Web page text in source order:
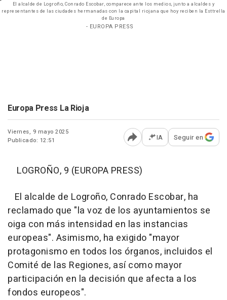
El alcalde de Logroño, Conrado Escobar, comparece ante los medios, junto a alcaldes y
representantes de las ciudades hermanadas con la capital riojana que hoy reciben la Esttrella
de Europa
- EUROPA PRESS
Europa Press La Rioja
Viernes, 9 mayo 2025
Publicado: 12:51
Abrir opciones para
IA Seguir en
LOGROÑO, 9 (EUROPA PRESS)
El alcalde de Logroño, Conrado Escobar, ha
reclamado que "la voz de los ayuntamientos se
oiga con más intensidad en las instancias
europeas". Asimismo, ha exigido "mayor
protagonismo en todos los órganos, incluidos el
Comité de las Regiones, así como mayor
participación en la decisión que afecta a los
fondos europeos".